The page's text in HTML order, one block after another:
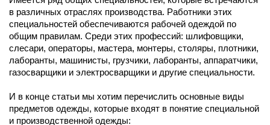
в различных отраслях производства. Работники этих
специальностей обеспечиваются рабочей одеждой по
общим правилам. Среди этих профессий: шлифовщики,
слесари, операторы, мастера, монтеры, столяры, плотники,
лаборанты, машинисты, грузчики, лаборанты, аппаратчики,
газосварщики и электросварщики и другие специальности.
И в конце статьи мы хотим перечислить основные виды
предметов одежды, которые входят в понятие специальной
и производственной одежды: